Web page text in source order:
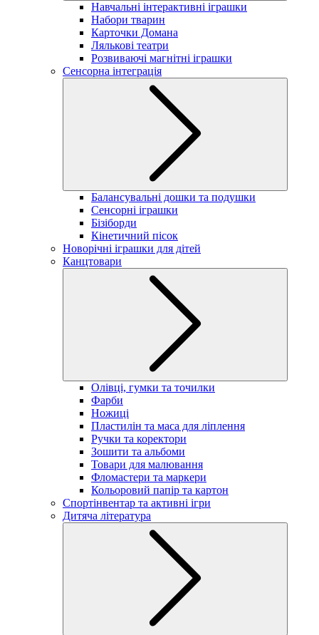
Навчальні інтерактивні іграшки
Набори тварин
Карточки Домана
Лялькові театри
Розвиваючі магнітні іграшки
Сенсорна інтеграція
Балансувальні дошки та подушки
Сенсорні іграшки
Бізіборди
Кінетичний пісок
Новорічні іграшки для дітей
Канцтовари
Олівці, гумки та точилки
Фарби
Ножиці
Пластилін та маса для ліплення
Ручки та коректори
Зошити та альбоми
Товари для малювання
Фломастери та маркери
Кольоровий папір та картон
Спортінвентар та активні ігри
Дитяча література